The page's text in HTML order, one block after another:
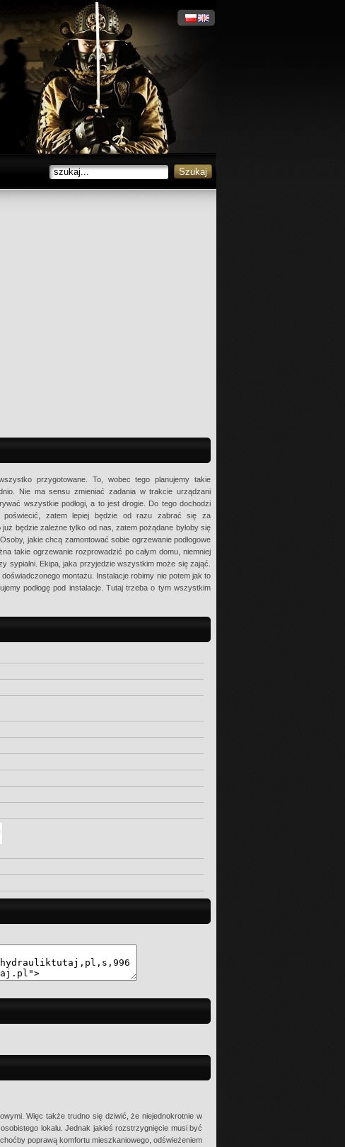
przygotowane. To, wobec tego planujemy takie
Nie ma sensu zmieniać zadania w trakcie urządzani
wszystkie podłogi, a to jest drogie. Do tego dochodzi
zatem lepiej będzie od razu zabrać się za
będzie zależne tylko od nas, zatem pożądane byłoby się
jakie chcą zamontować sobie ogrzewanie podłogowe
takie ogrzewanie rozprowadzić po całym domu, niemniej
sypialni. Ekipa, jaka przyjedzie wszystkim może się zająć.
montażu. Instalacje robimy nie potem jak to
podłogę pod instalacje. Tutaj trzeba o tym wszystkim
Więc także trudno się dziwić, że niejednokrotnie w
lokalu. Jednak jakieś rozstrzygnięcie musi być
poprawą komfortu mieszkaniowego, odświeżeniem